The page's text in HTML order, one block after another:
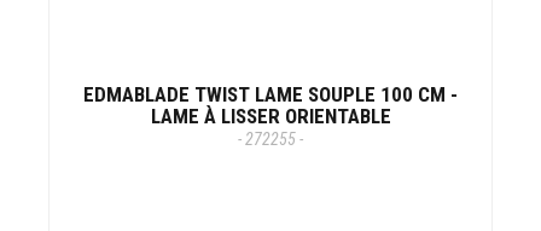
EDMABLADE TWIST LAME SOUPLE 100 CM -
LAME À LISSER ORIENTABLE
- 272255 -